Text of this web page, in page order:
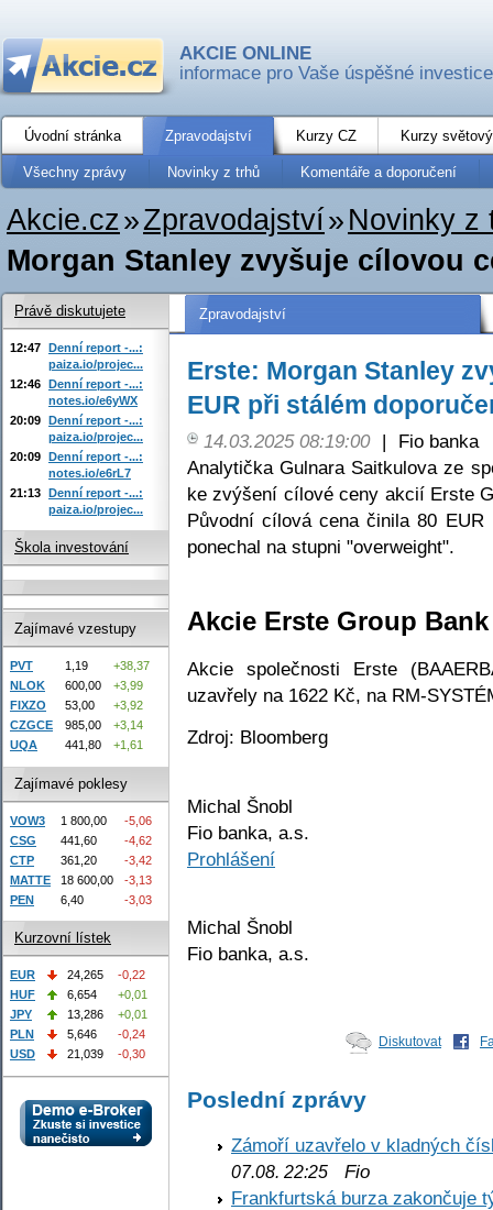
AKCIE ONLINE
informace pro Vaše úspěšné investice
Úvodní stránka Zpravodajství Kurzy CZ Kurzy
Všechny zprávy Novinky z trhů Komentáře a doporučení
Akcie.cz»Zpravodajství» Novinky z
Morgan Stanley zvyšuje cílovou
Zpravodajství
Erste: Morgan Stanley
EUR při stálém
14.03.2025 08:19:00 |
Fio banka
Analytička Gulnara Saitkulova ze
ke zvýšení cílové ceny akcií Erste
Původní cílová cena činila 80
ponechal na stupni "overweight".
Akcie Erste Group Bank
Akcie společnosti Erste
uzavřely na 1622 Kč, na RM-
Zdroj: Bloomberg
Michal Šnobl
Fio banka, a.s.
Prohlášení
Michal Šnobl
Fio banka, a.s.
Diskutovat
Poslední zprávy
Zámoří uzavřelo v kladných
07.08. 22:25 Fio
Frankfurtská burza zakončuje
Právě diskutujete
12:47 Denní report -...:
paiza.io/projec...
12:46 Denní report -...:
notes.io/e6yWX
20:09 Denní report -...:
paiza.io/projec...
20:09 Denní report -...:
notes.io/e6rL7
21:13 Denní report -...:
paiza.io/projec...
Škola investování
Zajímavé vzestupy
PVT 1,19
+38,37
NLOK
600,00
+3,99
FIXZO
53,00
+3,92
CZGCE
985,00
+3,14
UQA
441,80 +1,61
Zajímavé poklesy
VOW3 1 800,00
-5,06
CSG
441,60
-4,62
CTP
361,20
-3,42
MATTE
18 600,00
-3,13
PEN
6,40 -3,03
Kurzovní lístek
EUR 24,265
-0,22
HUF
6,654
+0,01
JPY
13,286
+0,01
PLN
5,646
-0,24
USD
21,039 -0,30